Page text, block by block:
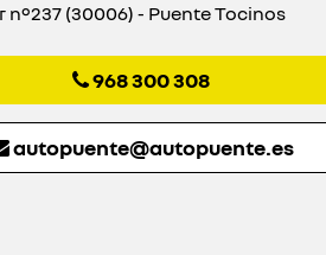
(30006) - Puente Tocinos
968 300 308
autopuente@autopuente.es